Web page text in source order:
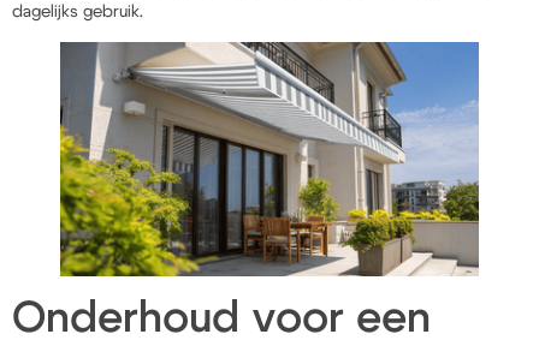
dagelijks gebruik.
Onderhoud voor een